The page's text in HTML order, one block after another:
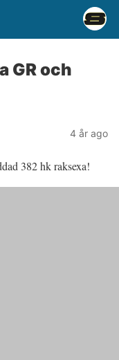
GR och
4 år ago
382 hk raksexa!